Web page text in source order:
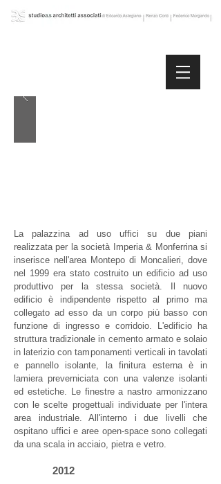
La palazzina ad uso uffici su due piani
realizzata per la società Imperia & Monferrina si
inserisce nell'area Montepo di Moncalieri, dove
nel 1999 era stato costruito un edificio ad uso
produttivo per la stessa società. Il nuovo
edificio è indipendente rispetto al primo ma
collegato ad esso da un corpo più basso con
funzione di ingresso e corridoio. L'edificio ha
struttura tradizionale in cemento armato e solaio
in laterizio con tamponamenti verticali in tavolati
e pannello isolante, la finitura esterna è in
lamiera preverniciata con una valenze isolanti
ed estetiche. Le finestre a nastro armonizzano
con le scelte progettuali individuate per l'intera
area industriale. All'interno i due livelli che
ospitano uffici e aree open-space sono collegati
da una scala in acciaio, pietra e vetro.
2012